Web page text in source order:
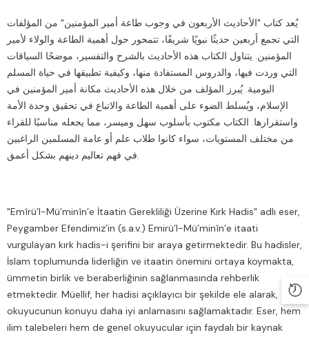
يُعد كتاب "الأحاديث الأربعون في وجوب طاعة أمير المؤمنين" من المؤلفات
التي تجمع أربعين حديثًا نبويًا شريفًا، تتمحور حول أهمية الطاعة والولاء لأمير
المؤمنين. يتناول الكتاب هذه الأحاديث بالشرح والتفسير، موضحًا السياقات
التي وردت فيها، والدروس المستفادة منها، وكيفية تطبيقها في حياة المسلم
اليومية. يُبرز المؤلف من خلال هذه الأحاديث مكانة أمير المؤمنين في
الإسلام، ويُسلط الضوء على أهمية الطاعة والاتباع في تحقيق وحدة الأمة
واستقرارها. الكتاب مكتوب بأسلوب سهل وميسر، مما يجعله مناسبًا للقراء
من مختلف المستويات، سواء كانوا طلاب علم أو عامة المسلمين الراغبين
في فهم تعاليم دينهم بشكل أعمق.
"Emîrü’l-Mü’minîn’e İtaatin Gerekliliği Üzerine Kırk Hadis" adlı eser,
Peygamber Efendimiz’in (s.a.v.) Emirü’l-Mü’minîn’e itaati
vurgulayan kırk hadis-i şerifini bir araya getirmektedir. Bu hadisler,
İslam toplumunda liderliğin ve itaatin önemini ortaya koymakta,
ümmetin birlik ve beraberliğinin sağlanmasında rehberlik
etmektedir. Müellif, her hadisi açıklayıcı bir şekilde ele alarak,
okuyucunun konuyu daha iyi anlamasını sağlamaktadır. Eser, hem
ilim talebeleri hem de genel okuyucular için faydalı bir kaynak